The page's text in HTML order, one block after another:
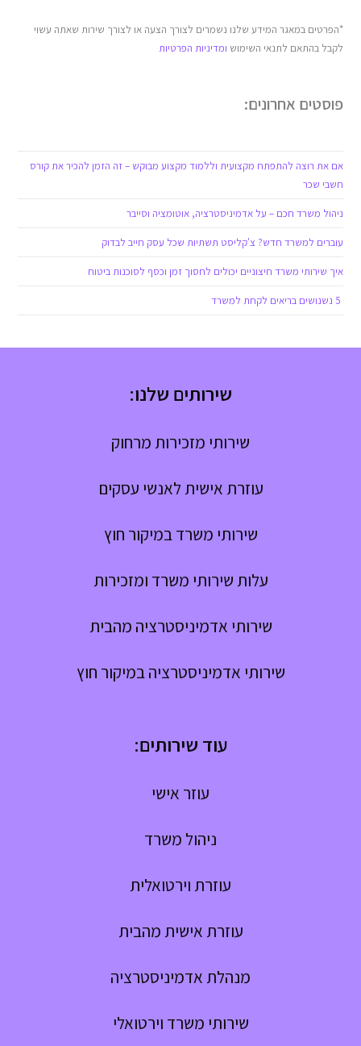
*הפרטים במאגר המידע שלנו נשמרים לצורך הצעה או לצורך שירות שאתה עשוי
לקבל בהתאם לתנאי השימוש ומדיניות הפרטיות
פוסטים אחרונים:
אם את רוצה להתפתח מקצועית וללמוד מקצוע מבוקש – זה הזמן להכיר את קורס
חשבי שכר
ניהול משרד חכם – על אדמיניסטרציה, אוטומציה וסייבר
עוברים למשרד חדש? צ'קליסט תשתיות שכל עסק חייב לבדוק
איך שירותי משרד חיצוניים יכולים לחסוך זמן וכסף לסוכנות ביטוח
שירותים שלנו:
שירותי מזכירות מרחוק
עוזרת אישית לאנשי עסקים
שירותי משרד במיקור חוץ
עלות שירותי משרד ומזכירות
שירותי אדמיניסטרציה מהבית
שירותי אדמיניסטרציה במיקור חוץ
עוד שירותים:
עוזר אישי
ניהול משרד
עוזרת וירטואלית
עוזרת אישית מהבית
מנהלת אדמיניסטרציה
שירותי משרד וירטואלי